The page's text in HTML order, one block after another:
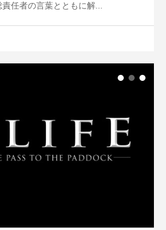
任者の言葉とともに解...